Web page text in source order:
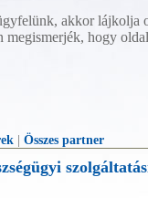
akkor lájkolja
megismerjék, hogy
| Összes partner